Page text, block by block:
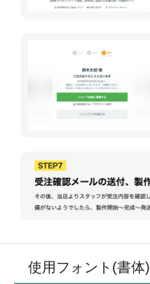
使用フォント(書体)